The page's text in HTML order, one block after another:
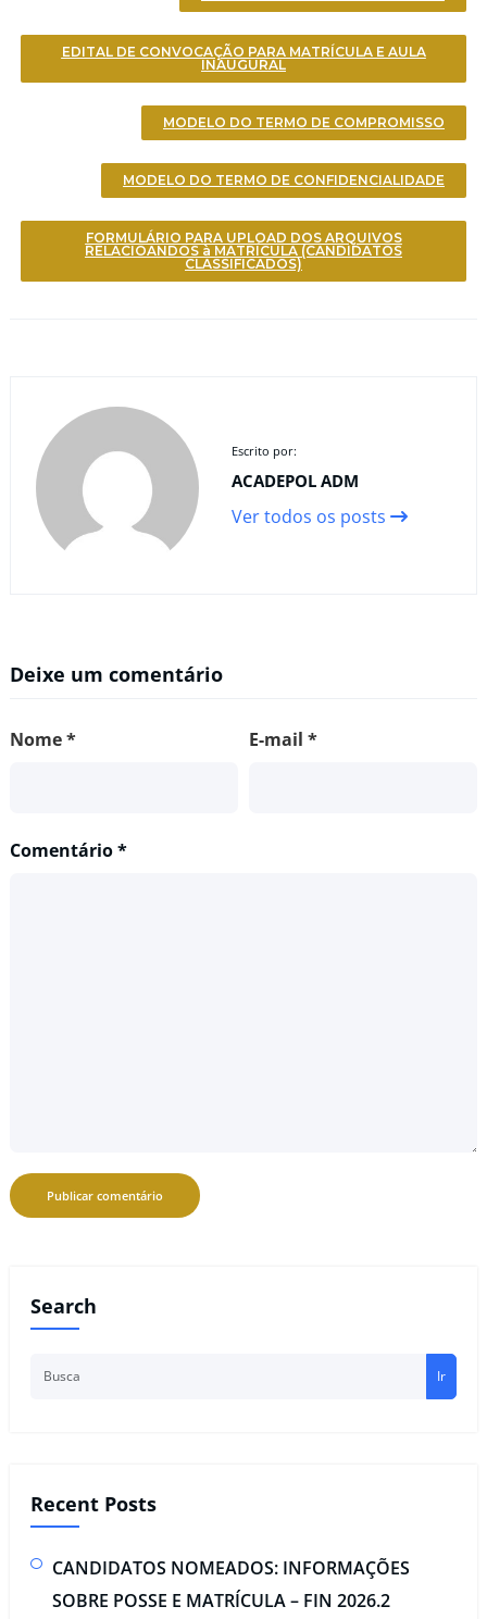
EDITAL DE CONVOCAÇÃO PARA MATRÍCULA E AULA
INAUGURAL
MODELO DO TERMO DE COMPROMISSO
MODELO DO TERMO DE CONFIDENCIALIDADE
FORMULÁRIO PARA UPLOAD DOS ARQUIVOS
RELACIOANDOS à MATRÍCULA (CANDIDATOS
CLASSIFICADOS)
Escrito por:
ACADEPOL ADM
Ver todos os posts
Deixe um comentário
Nome* E-mail *
Comentário*
Search
Ir
Recent Posts
CANDIDATOS NOMEADOS: INFORMAÇÕES
SOBRE POSSE E MATRÍCULA – FIN 2026.2